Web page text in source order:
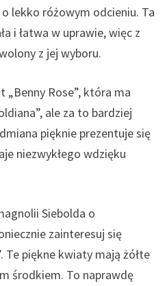
lekko różowym odcieniu. Ta
i łatwa w uprawie, więc z
z jej wyboru.
„Benny Rose”, która ma
ale za to bardziej
pięknie prezentuje się
niezwykłego wdzięku
Siebolda o
zainteresuj się
Te piękne kwiaty mają żółte
środkiem. To naprawdę